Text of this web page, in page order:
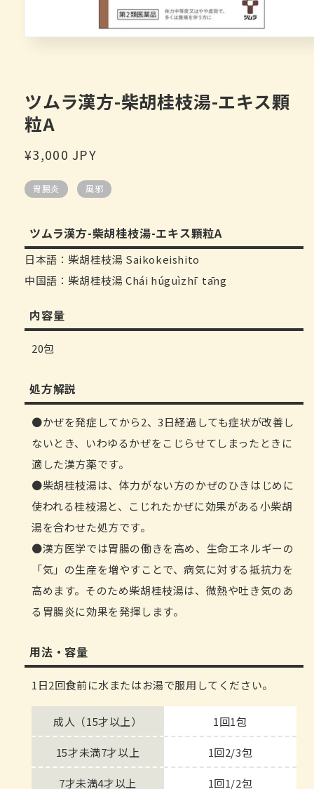
で
メ
デ
ィ
(1)
開
く
ツムラ漢方-柴胡桂枝湯-エキス顆
粒A
通
価
¥3,000 JPY
胃腸炎 風邪
ツムラ漢方-柴胡桂枝湯-エキス顆粒A
日本語：柴胡桂枝湯 Saikokeishito
中国語：柴胡桂枝湯 Chái húguìzhī tāng
内容量
20包
処方解説
かぜを発症してから2、3日経過しても症状が改善し
ないとき、いわゆるかぜをこじらせてしまったときに
適した漢方薬です。
柴胡桂枝湯は、体力がない方のかぜのひきはじめに
使われる桂枝湯と、こじれたかぜに効果がある小柴胡
湯を合わせた処方です。
漢方医学では胃腸の働きを高め、生命エネルギーの
「気」の生産を増やすことで、病気に対する抵抗力を
高めます。そのため柴胡桂枝湯は、微熱や吐き気のあ
る胃腸炎に効果を発揮します。
用法・容量
1日2回食前に水またはお湯で服用してください。
成人（15才以上） 1回1包
15才未満7才以上 1回2/3包
7才未満4才以上 1回1/2包